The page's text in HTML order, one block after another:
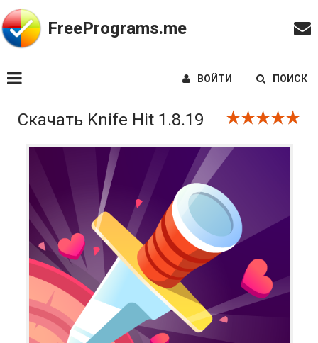
FreePrograms.me
ВОЙТИ ПОИСК
Скачать Knife Hit 1.8.19